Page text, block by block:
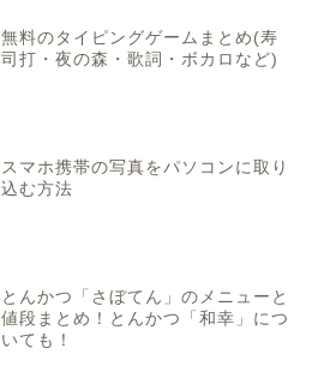
無料のタイピングゲームまとめ(寿
司打・夜の森・歌詞・ボカロなど)
スマホ携帯の写真をパソコンに取り
込む方法
とんかつ「さぼてん」のメニューと
値段まとめ！とんかつ「和幸」につ
いても！